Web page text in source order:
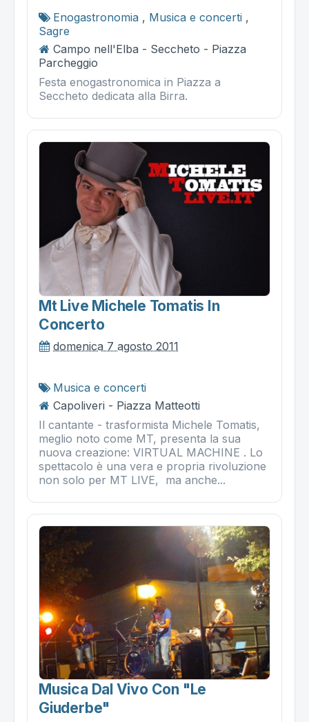
Enogastronomia , Musica e concerti ,
Sagre
Campo nell'Elba - Seccheto - Piazza
Parcheggio
Festa enogastronomica in Piazza a
Seccheto dedicata alla Birra.
Mt Live Michele Tomatis In
Concerto
domenica 7 agosto 2011
Musica e concerti
Capoliveri - Piazza Matteotti
Il cantante - trasformista Michele Tomatis,
meglio noto come MT, presenta la sua
nuova creazione: VIRTUAL MACHINE . Lo
spettacolo è una vera e propria rivoluzione
non solo per MT LIVE, ma anche...
Musica Dal Vivo Con "le
Giuderbe"